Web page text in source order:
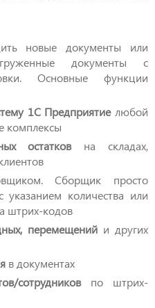
новые документы или
документы с
Основные функции
1С Предприятие любой
комплексы
остатков на складах,
Сборщик просто
указанием количества или
штрих-кодов
перемещений и других
в документах
сотрудниковпо штрих-